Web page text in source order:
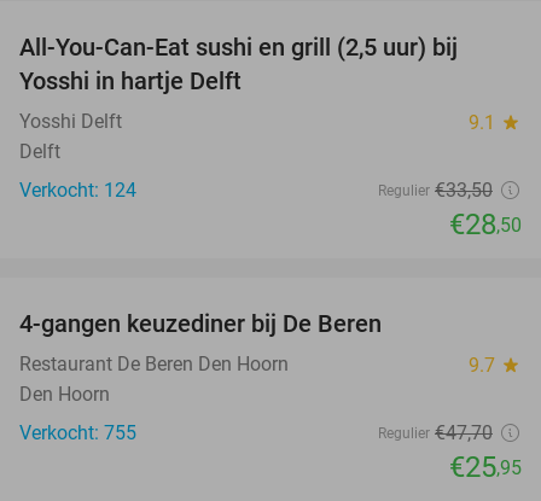
All-You-Can-Eat sushi en grill (2,5 uur) bij
Yosshi in hartje Delft
Yosshi Delft 9.1 star
Delft
Verkocht: 124
Regulier €33,50
€28,50
4-gangen keuzediner bij De Beren
Restaurant De Beren Den Hoorn 9.7 star
Den Hoorn
Verkocht: 755
Regulier €47,70
€25,95